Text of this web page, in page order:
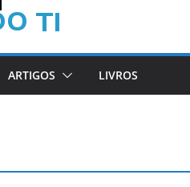
ARTIGOS LIVROS